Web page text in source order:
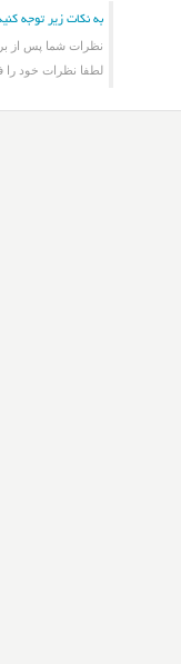
به نکات زیر توجه
نظرات شما پس از
لطفا نظرات خود را